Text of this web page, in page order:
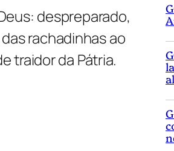
despreparado,
rachadinhas ao
traidor da Pátria.